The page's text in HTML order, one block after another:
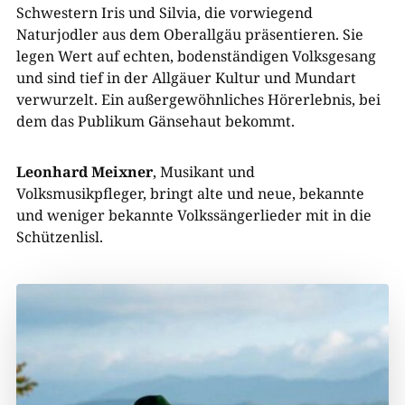
Schwestern Iris und Silvia, die vorwiegend
Naturjodler aus dem Oberallgäu präsentieren. Sie
legen Wert auf echten, bodenständigen Volksgesang
und sind tief in der Allgäuer Kultur und Mundart
verwurzelt. Ein außergewöhnliches Hörerlebnis, bei
dem das Publikum Gänsehaut bekommt.
Leonhard Meixner, Musikant und
Volksmusikpfleger, bringt alte und neue, bekannte
und weniger bekannte Volkssängerlieder mit in die
Schützenlisl.